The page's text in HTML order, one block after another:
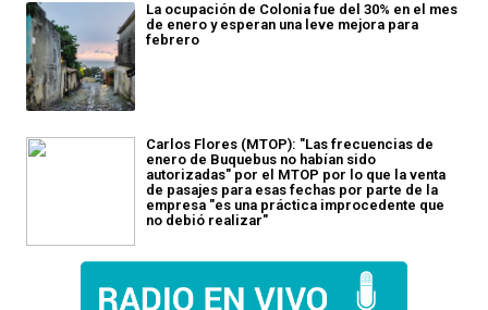
La ocupación de Colonia fue del 30% en el mes
de enero y esperan una leve mejora para
febrero
Carlos Flores (MTOP): "Las frecuencias de
enero de Buquebus no habían sido
autorizadas" por el MTOP por lo que la venta
de pasajes para esas fechas por parte de la
empresa "es una práctica improcedente que
no debió realizar"